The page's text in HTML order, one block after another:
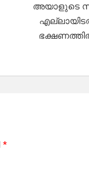
അയാളുടെ
*